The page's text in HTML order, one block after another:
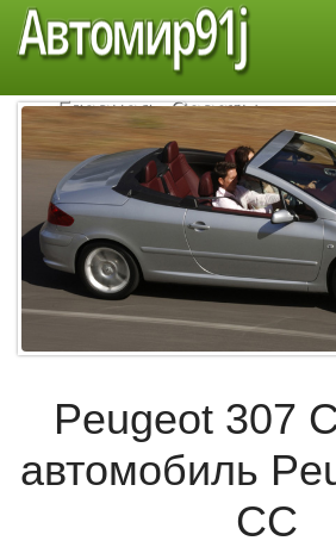
Автомир91j
Главная
Советы
Peugeot 307
автомобиль
CC